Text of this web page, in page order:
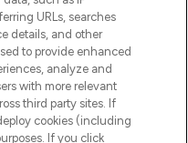
cookies
My Personal
URLs, searches
details, and other
to provide enhanced
analyze and
with more relevant
third party sites. If
cookies (including
If you click